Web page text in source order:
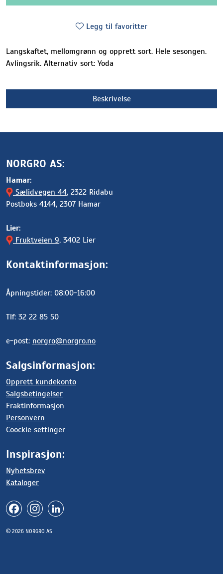
Legg til favoritter
Langskaftet, mellomgrønn og opprett sort. Hele sesongen.
Avlingsrik. Alternativ sort: Yoda
Beskrivelse
NORGRO AS:
Hamar:
Sælidvegen 44, 2322 Ridabu
Postboks 4144, 2307 Hamar
Lier:
Fruktveien 9, 3402 Lier
Kontaktinformasjon:
Åpningstider: 08:00-16:00
Tlf: 32 22 85 50
e-post: norgro@norgro.no
Salgsinformasjon:
Opprett kundekonto
Salgsbetingelser
Fraktinformasjon
Personvern
Coockie settinger
Inspirasjon:
Nyhetsbrev
Kataloger
© 2026 NORGRO AS